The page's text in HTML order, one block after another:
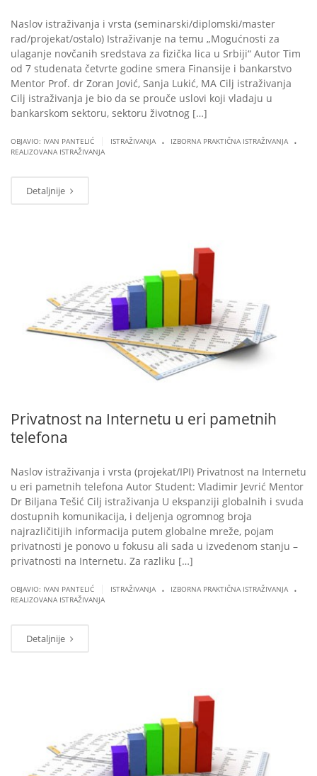
Naslov istraživanja i vrsta (seminarski/diplomski/master
rad/projekat/ostalo) Istraživanje na temu „Mogućnosti za
ulaganje novčanih sredstava za fizička lica u Srbiji“ Autor Tim
od 7 studenata četvrte godine smera Finansije i bankarstvo
Mentor Prof. dr Zoran Jović, Sanja Lukić, MA Cilj istraživanja
Cilj istraživanja je bio da se prouče uslovi koji vladaju u
bankarskom sektoru, sektoru životnog […]
OBJAVIO: IVAN PANTELIĆ ISTRAŽIVANJA . IZBORNA PRAKTIČNA ISTRAŽIVANJA .
REALIZOVANA ISTRAŽIVANJA
Detaljnije
Privatnost na Internetu u eri pametnih
telefona
Naslov istraživanja i vrsta (projekat/IPI) Privatnost na Internetu
u eri pametnih telefona Autor Student: Vladimir Jevrić Mentor
Dr Biljana Tešić Cilj istraživanja U ekspanziji globalnih i svuda
dostupnih komunikacija, i deljenja ogromnog broja
najrazličitijih informacija putem globalne mreže, pojam
privatnosti je ponovo u fokusu ali sada u izvedenom stanju –
privatnosti na Internetu. Za razliku […]
OBJAVIO: IVAN PANTELIĆ ISTRAŽIVANJA . IZBORNA PRAKTIČNA ISTRAŽIVANJA .
REALIZOVANA ISTRAŽIVANJA
Detaljnije